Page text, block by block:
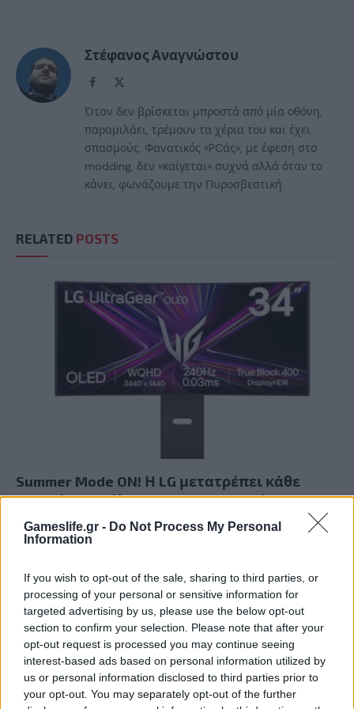
Gameslife.gr - Do Not Process My Personal
Information
If you wish to opt-out of the sale, sharing to third parties, or
processing of your personal or sensitive information for
targeted advertising by us, please use the below opt-out
section to confirm your selection. Please note that after your
opt-out request is processed you may continue seeing
interest-based ads based on personal information utilized by
us or personal information disclosed to third parties prior to
your opt-out. You may separately opt-out of the further
Στέφανος Αναγνώστου
Facebook
Όταν δεν βρίσκεται μπροστά από μία οθόνη,
παραμιλάει, τρέμουν τα χέρια του και έχει
σπασμούς. Φανατικός «PCάς», με έφεση στο
modding, δεν «καίγεται» συχνά αλλά όταν το
κάνει, φωνάζουμε την Πυροσβεστική.
RELATED POSTS
Summer Mode ON! Η LG μετατρέπει κάθε
στιγμή σε απόλυτη gaming εμπειρία!